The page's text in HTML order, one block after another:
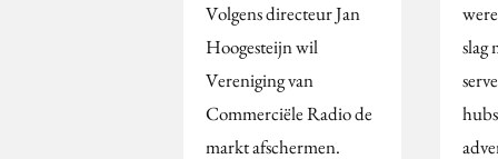
Volgens directeur Jan
Hoogesteijn wil
Vereniging van
Commerciële Radio de
markt afschermen.
slag